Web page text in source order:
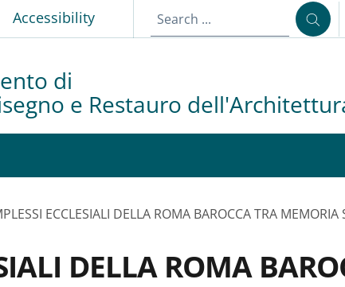
Accessibility
di
e Restauro
ECCLESIALI DELLA ROMA BAROCCA TRA
DELLA ROMA